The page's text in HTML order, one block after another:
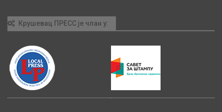
Крушевац ПРЕСС је члан у: